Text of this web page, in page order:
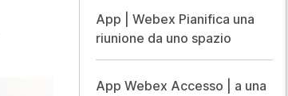
App | Webex Pianifica una
riunione da uno spazio
App Webex Accesso | a una